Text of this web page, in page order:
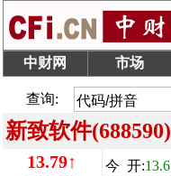
中财网 市场
查询:
新致软件(688590)
13.79↑ 今 开:13.6